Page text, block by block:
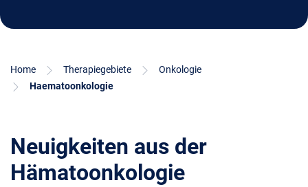
Home Therapiegebiete
Onkologie
Haematoonkologie
Neuigkeiten aus der
Hämatoonkologie